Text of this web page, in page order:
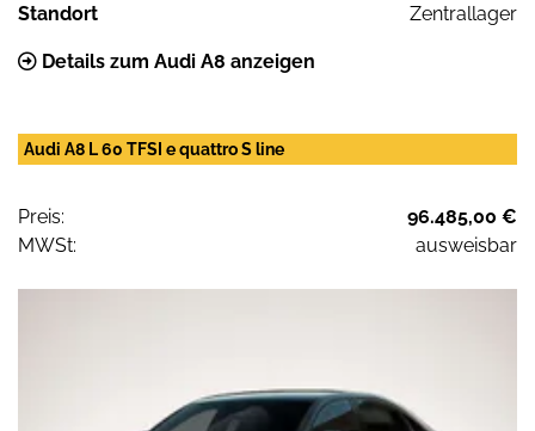
Standort Zentrallager
Details zum Audi A8 anzeigen
Audi A8 L 60 TFSI e quattro S line
Preis:
96.485,00 €
MWSt:
ausweisbar